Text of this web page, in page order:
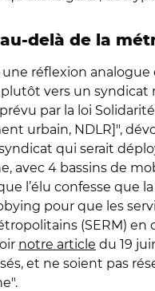
delà de la
réflexion analogue
plutôt vers un
par la loi
urbain, NDLR]",
qui serait
avec 4 bassins de
l’élu confesse que
pour que les
(SERM) en
notre article du 19
et ne soient pas